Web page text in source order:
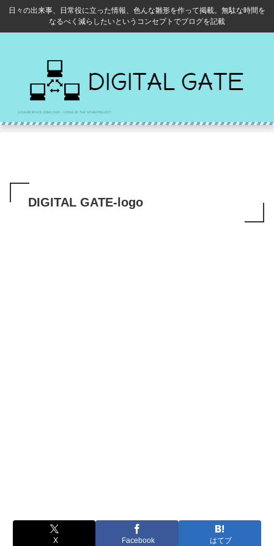
日々の出来事、日常役に立った情報、色んな雛形を作って掲載。無駄な時間を
なるべく減らしたいというコンセプトでブログを記載
DIGITAL GATE-logo
X Facebook はてブ